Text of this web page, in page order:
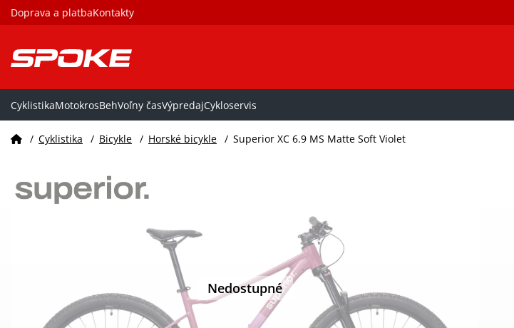
Doprava a platbaKontakty
CyklistikaMotokrosBehVoľny časVýpredajCykloservis
/ Cyklistika / Bicykle / Horské bicykle / Superior XC 6.9 MS Matte Soft Violet
Nedostupné